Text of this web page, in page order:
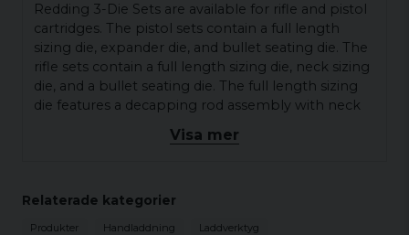
Redding 3-Die Sets are available for rifle and pistol
cartridges. The pistol sets contain a full length
sizing die, expander die, and bullet seating die. The
rifle sets contain a full length sizing die, neck sizing
die, and a bullet seating die. The full length sizing
die features a decapping rod assembly with neck
expanding plug and the seating die features a
ammunition time and time again. Shellholder sold
separately.
Visa mer
Relaterade kategorier
Produkter Handladdning Laddverktyg